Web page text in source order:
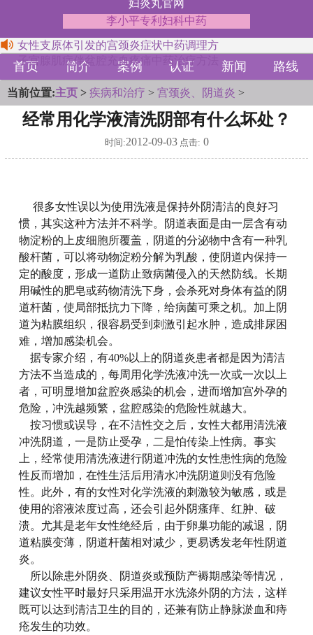
妇炎丸官网
李小平专利妇科中药
女性支原体引发的宫颈炎症状中药调理方
子宫腺肌症伴盆腔充血疼痛中药治疗方法
首页 简介 案例 认证 新闻 路线
当前位置:主页 > 疾病和治疗 > 宫颈炎、阴道炎 >
经常用化学液清洗阴部有什么坏处？
时间:2012-09-03点击: 0
很多女性误以为使用洗液是保持外阴清洁的良好习
惯，其实这种方法并不科学。阴道表面是由一层含有动
物淀粉的上皮细胞所覆盖，阴道的分泌物中含有一种乳
酸杆菌，可以将动物淀粉分解为乳酸，使阴道内保持一
定的酸度，形成一道防止致病菌侵入的天然防线。长期
用碱性的肥皂或药物清洗下身，会杀死对身体有益的阴
道杆菌，使局部抵抗力下降，给病菌可乘之机。加上阴
道为粘膜组织，很容易受到刺激引起水肿，造成排尿困
难，增加感染机会。
据专家介绍，有40%以上的阴道炎患者都是因为清洁
方法不当造成的，每周用化学洗液冲洗一次或一次以上
者，可明显增加盆腔炎感染的机会，进而增加宫外孕的
危险，冲洗越频繁，盆腔感染的危险性就越大。
按习惯或误导，在不洁性交之后，女性大都用清洗液
冲洗阴道，一是防止受孕，二是怕传染上性病。事实
上，经常使用清洗液进行阴道冲洗的女性患性病的危险
性反而增加，在性生活后用清水冲洗阴道则没有危险
性。此外，有的女性对化学洗液的刺激较为敏感，或是
使用的溶液浓度过高，还会引起外阴瘙痒、红肿、破
溃。尤其是老年女性绝经后，由于卵巢功能的减退，阴
道粘膜变薄，阴道杆菌相对减少，更易诱发老年性阴道
炎。
所以除患外阴炎、阴道炎或预防产褥期感染等情况，
建议女性平时最好只采用温开水洗涤外阴的方法，这样
既可以达到清洁卫生的目的，还兼有防止静脉淤血和痔
疮发生的功效。